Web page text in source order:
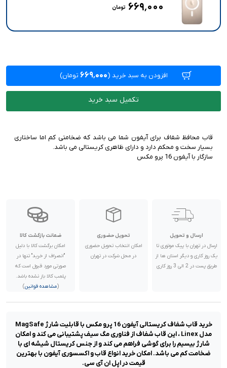
۶۶۹٬۰۰۰
افزودن به سبد خرید (۶۶۹٬۰۰۰ تومان)
تکمیل سبد خرید
قاب محافظ شفاف برای آیفون شما می باشد که ضخامتی کم اما ساختاری
سازگار با آیفون 16 پرو مکس
ارسال و تحویل
ارسال در تهران با پیک موتوری تا
یک روز کاری و دیگر استان ها از
طریق پست در 2 الی 3 روز کاری
تحویل حضوری
امکان انتخاب تحویل حضوری
در محل شرکت در تهران
ضمانت بازگشت کالا
امکان برگشت کالا با دلیل
"انصراف از خرید" تنها در
صورتی مورد قبول است که
پلمب کالا باز نشده باشد.
(مشاهده قوانین)
خرید قاب شفاف کریستالی آیفون 16 پرو مکس با قابلیت شارژ MagSafe
مدل Linex ، این قاب شفاف از فناوری مگ سیف پشتیبانی می کند و امکان
شارژ بیسیم را برای گوشی فراهم می کند و از جنس کریستال شیشه ای با
ضخامت کم می باشد. امکان خرید انواع قاب و اکسسوری آیفون با بهترین
قیمت در اپل ان آی سی.